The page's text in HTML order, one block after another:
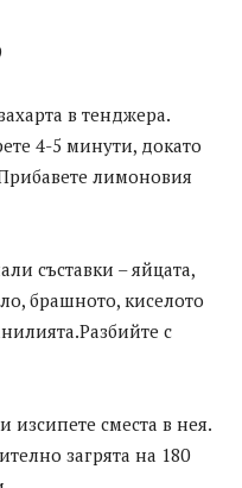
в тенджера.
4-5 минути, докато
лимоновия
съставки – яйцата,
брашното, киселото
с
изсипете сместа в нея.
загрята на 180